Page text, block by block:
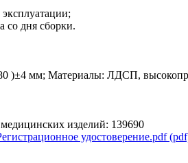
эксплуатации;
со дня сборки.
)±4 мм; Материалы: ЛДСП,
изделий: 139690
удостоверение.pdf